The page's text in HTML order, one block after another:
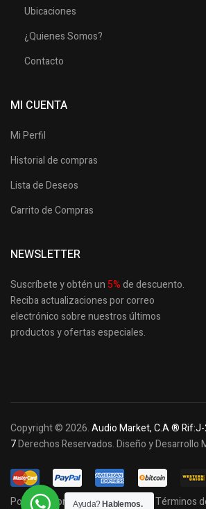
Ubicaciones
¿Quienes Somos?
Contacto
MI CUENTA
Mi Perfil
Historial de compras
Lista de Deseos
Carrito de Compras
NEWSLETTER
Suscríbete y obtén un 5%de descuento.
Reciba actualizaciones por correo
electrónico sobre nuestros últimos
productosy ofertas especiales.
Copyright © 2026.Audio Market, C.A ®
7Derechos Reservados. Diseño y Desarrollo
Política de privacidad y cookies Términos
Ayuda? Hablemos.